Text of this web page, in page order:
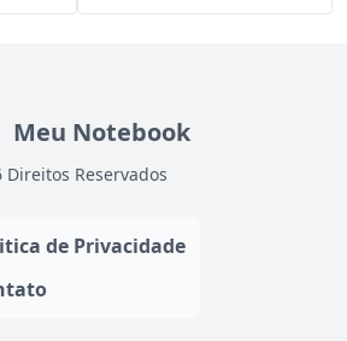
Meu Notebook
Reservados
de Privacidade